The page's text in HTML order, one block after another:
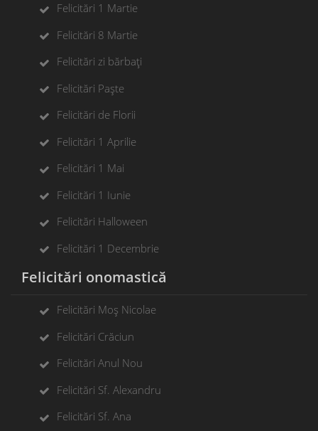
Felicitări 1 Martie
Felicitări 8 Martie
Felicitări zi bărbați
Felicitări Paște
Felicitări de Florii
Felicitări 1 Aprilie
Felicitări 1 Mai
Felicitări 1 Iunie
Felicitări Halloween
Felicitări 1 Decembrie
Felicitări onomastică
Felicitări Moș Nicolae
Felicitări Crăciun
Felicitări Anul Nou
Felicitări Sf. Alexandru
Felicitări Sf. Ana